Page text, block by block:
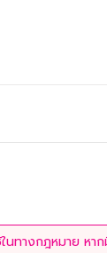
นทางกฎหมาย ห